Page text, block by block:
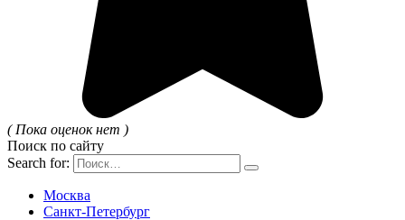
( Пока оценок нет )
Поиск по сайту
Search for:
Москва
Санкт-Петербург